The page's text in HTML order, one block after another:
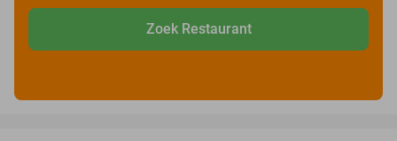
Zoek Restaurant